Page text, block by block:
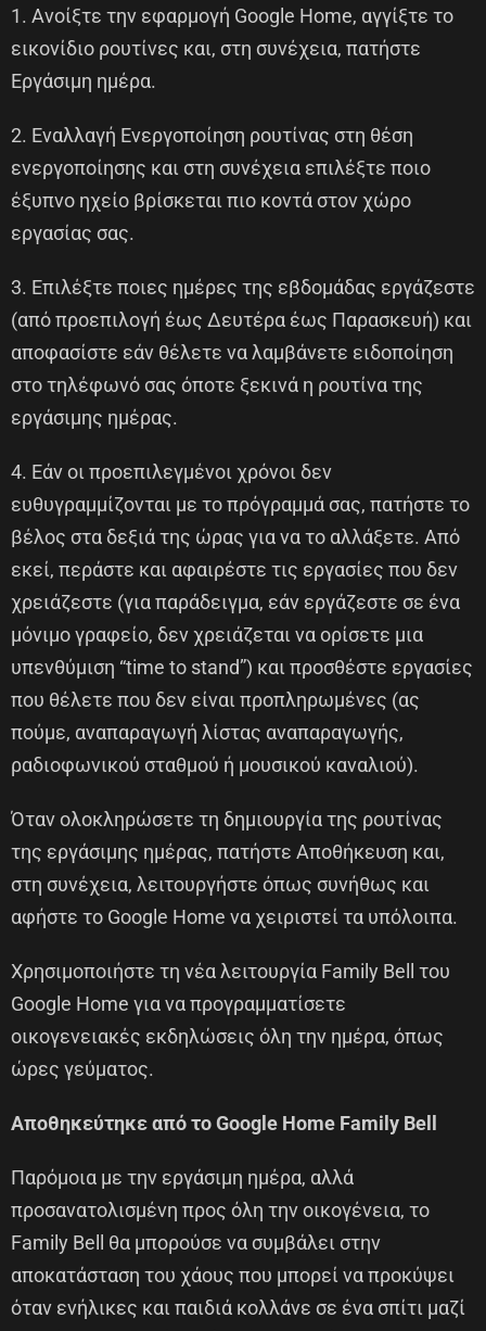
1. Ανοίξτε την εφαρμογή Google Home, αγγίξτε το
εικονίδιο ρουτίνες και, στη συνέχεια, πατήστε
Εργάσιμη ημέρα.
2. Εναλλαγή Ενεργοποίηση ρουτίνας στη θέση
ενεργοποίησης και στη συνέχεια επιλέξτε ποιο
έξυπνο ηχείο βρίσκεται πιο κοντά στον χώρο
εργασίας σας.
3. Επιλέξτε ποιες ημέρες της εβδομάδας εργάζεστε
(από προεπιλογή έως Δευτέρα έως Παρασκευή) και
αποφασίστε εάν θέλετε να λαμβάνετε ειδοποίηση
στο τηλέφωνό σας όποτε ξεκινά η ρουτίνα της
εργάσιμης ημέρας.
4. Εάν οι προεπιλεγμένοι χρόνοι δεν
ευθυγραμμίζονται με το πρόγραμμά σας, πατήστε το
βέλος στα δεξιά της ώρας για να το αλλάξετε. Από
εκεί, περάστε και αφαιρέστε τις εργασίες που δεν
χρειάζεστε (για παράδειγμα, εάν εργάζεστε σε ένα
μόνιμο γραφείο, δεν χρειάζεται να ορίσετε μια
υπενθύμιση “time to stand”) και προσθέστε εργασίες
που θέλετε που δεν είναι προπληρωμένες (ας
πούμε, αναπαραγωγή λίστας αναπαραγωγής,
ραδιοφωνικού σταθμού ή μουσικού καναλιού).
Όταν ολοκληρώσετε τη δημιουργία της ρουτίνας
της εργάσιμης ημέρας, πατήστε Αποθήκευση και,
στη συνέχεια, λειτουργήστε όπως συνήθως και
αφήστε το Google Home να χειριστεί τα υπόλοιπα.
Χρησιμοποιήστε τη νέα λειτουργία Family Bell του
Google Home για να προγραμματίσετε
οικογενειακές εκδηλώσεις όλη την ημέρα, όπως
ώρες γεύματος.
Αποθηκεύτηκε από το Google Home Family Bell
Παρόμοια με την εργάσιμη ημέρα, αλλά
προσανατολισμένη προς όλη την οικογένεια, το
Family Bell θα μπορούσε να συμβάλει στην
αποκατάσταση του χάους που μπορεί να προκύψει
όταν ενήλικες και παιδιά κολλάνε σε ένα σπίτι μαζί